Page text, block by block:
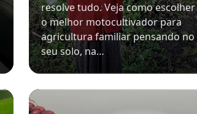
resolve tudo. Veja como escolher
o melhor motocultivador para
agricultura familiar pensando no
seu solo, na…